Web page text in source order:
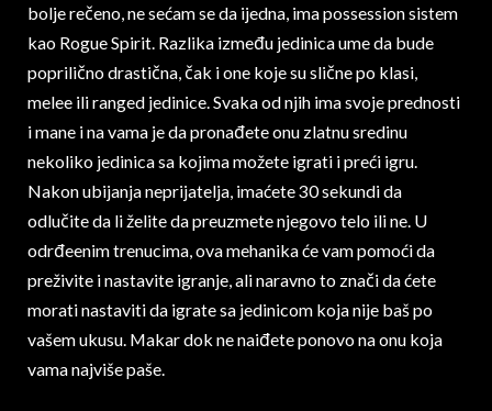
bolje rečeno, ne sećam se da ijedna, ima possession sistem
kao Rogue Spirit. Razlika između jedinica ume da bude
poprilično drastična, čak i one koje su slične po klasi,
melee ili ranged jedinice. Svaka od njih ima svoje prednosti
i mane i na vama je da pronađete onu zlatnu sredinu
nekoliko jedinica sa kojima možete igrati i preći igru.
Nakon ubijanja neprijatelja, imaćete 30 sekundi da
odlučite da li želite da preuzmete njegovo telo ili ne. U
odrđeenim trenucima, ova mehanika će vam pomoći da
preživite i nastavite igranje, ali naravno to znači da ćete
morati nastaviti da igrate sa jedinicom koja nije baš po
vašem ukusu. Makar dok ne naiđete ponovo na onu koja
vama najviše paše.